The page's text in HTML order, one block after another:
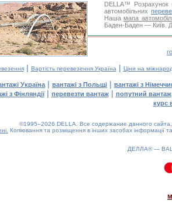
DELLA™
Розрахунок
автомобільних
Нашамапа
Баден-Баден — Київ.
| Вартість перевезення Україна | Ціни на
Україна | вантажі з Польщі | вантажі з
з Фінляндії| перевезти вантаж| попутний вантаж
курс
©1995–2026 DELLA. Все содержание данного
Копіювання та розміщення в інших засобах інформації
ДЕЛЛА® —